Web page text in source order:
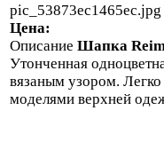
pic_53873ec1465ec.jpg
Цена:
Описание Шапка
Утонченная
вязаным узором.
моделями верхней